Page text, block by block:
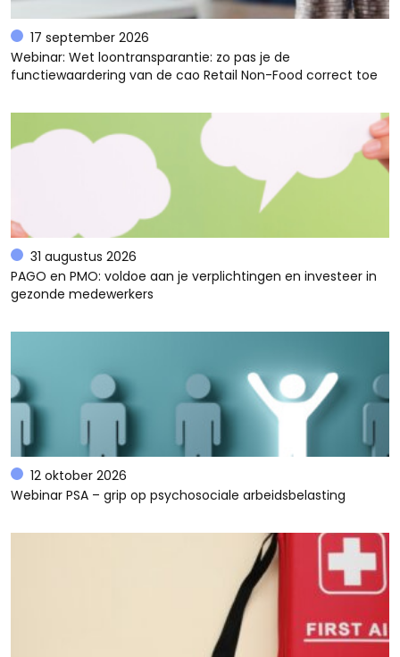
17 september 2026
Webinar: Wet loontransparantie: zo pas je de
functiewaardering van de cao Retail Non-Food correct toe
31 augustus 2026
PAGO en PMO: voldoe aan je verplichtingen en investeer in
gezonde medewerkers
12 oktober 2026
Webinar PSA – grip op psychosociale arbeidsbelasting